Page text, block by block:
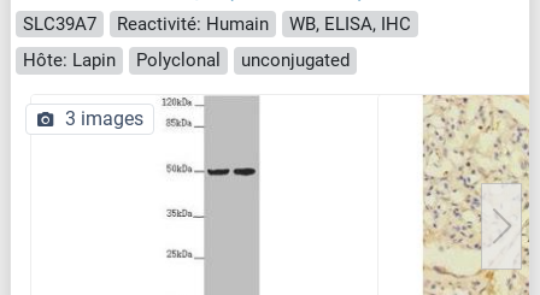
SLC39A7 Reactivité: Humain
WB, ELISA, IHC
Hôte: Lapin
Polyclonal unconjugated
3 images